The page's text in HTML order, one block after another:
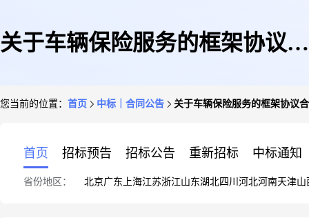
关于车辆保险服务的框架协议合
您当前的位置： 首页 中标｜合同公告 关于车辆保险服务的框架协议
首页 招标预告 招标公告 重新招标 中标通知
省份地区： 北京广东 上海江苏浙江山东湖北四川 河北河南天津山